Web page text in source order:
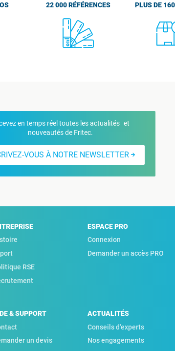
22 000 RÉFÉRENCES
PLUS DE
en temps réel toutes les actualités et
nouveautés de Fritec.
VOUS À NOTRE NEWSLETTER
RSE
ESPACE PRO
Connexion
Demander un accès PRO
& SUPPORT
un devis
ACTUALITÉS
Conseils d'experts
Nos engagements